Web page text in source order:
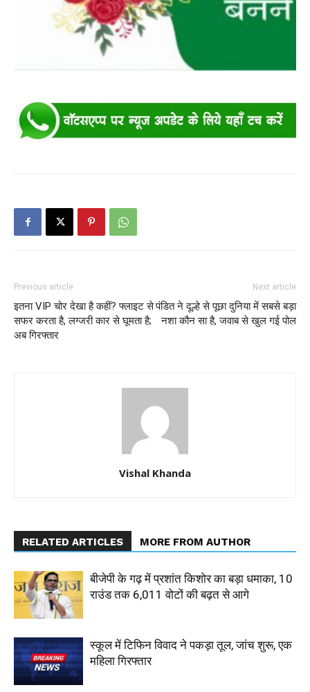
Previous article
इतना VIP चोर देखा है कहीं? फ्लाइट से
सफर करता है, लग्जरी कार से घूमता है;
अब गिरफ्तार
Next article
पंडित ने दूल्हे से पूछा दुनिया में सबसे बड़ा
नशा कौन सा है, जवाब से खुल गई पोल
Vishal Khanda
RELATED ARTICLES MORE FROM AUTHOR
बीजेपी के गढ़ में प्रशांत किशोर का बड़ा धमाका, 10
राउंड तक 6,011 वोटों की बढ़त से आगे
स्कूल में टिफिन विवाद ने पकड़ा तूल, जांच शुरू, एक
महिला गिरफ्तार